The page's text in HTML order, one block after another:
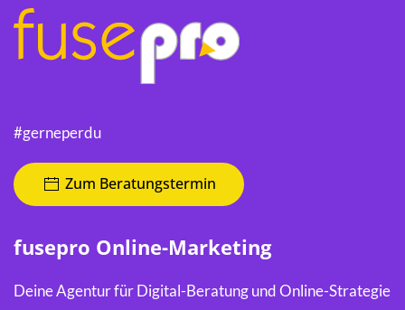
#gerneperdu
Zum Beratungstermin
fusepro Online-Marketing
Deine Agentur für Digital-Beratung und Online-Strategie